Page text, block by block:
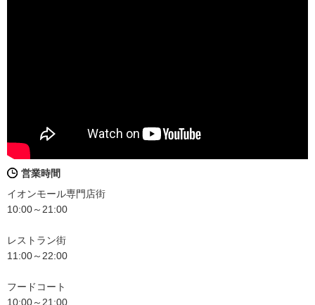
営業時間
イオンモール専門店街
10:00～21:00
レストラン街
11:00～22:00
フードコート
10:00～21:00